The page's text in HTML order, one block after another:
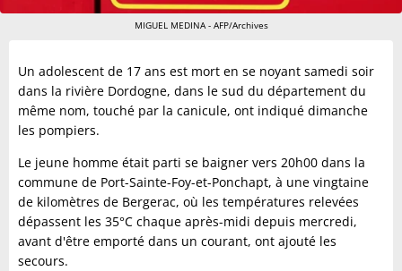
MIGUEL MEDINA - AFP/Archives
Un adolescent de 17 ans est mort en se noyant samedi soir
dans la rivière Dordogne, dans le sud du département du
même nom, touché par la canicule, ont indiqué dimanche
les pompiers.
Le jeune homme était parti se baigner vers 20h00 dans la
commune de Port-Sainte-Foy-et-Ponchapt, à une vingtaine
de kilomètres de Bergerac, où les températures relevées
dépassent les 35°C chaque après-midi depuis mercredi,
avant d'être emporté dans un courant, ont ajouté les
secours.